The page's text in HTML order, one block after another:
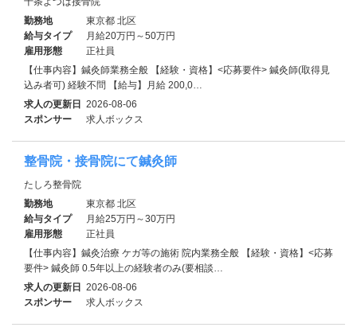
勤務地
東京都 北区
給与タイプ
月給20万円～50万円
雇用形態
正社員
【仕事内容】鍼灸師業務全般 【経験・資格】<応募要件> 鍼灸師(取得見
込み者可) 経験不問 【給与】月給 200,0…
求人の更新日 2026-08-06
スポンサー
求人ボックス
整骨院・接骨院にて鍼灸師
たしろ整骨院
勤務地
東京都 北区
給与タイプ
月給25万円～30万円
雇用形態
正社員
【仕事内容】鍼灸治療 ケガ等の施術 院内業務全般 【経験・資格】<応募
要件> 鍼灸師 0.5年以上の経験者のみ(要相談…
求人の更新日 2026-08-06
スポンサー
求人ボックス